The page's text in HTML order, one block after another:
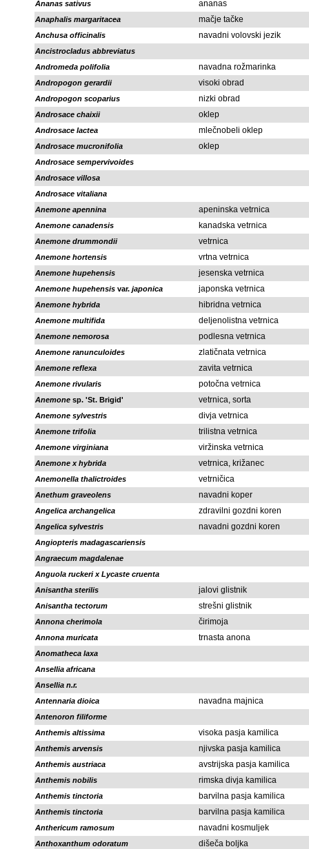
Ananas sativus ananas
Anaphalis margaritacea mačje tačke
Anchusa officinalis navadni volovski jezik
Ancistrocladus abbreviatus
Andromeda polifolia
navadna rožmarinka
Andropogon gerardii visoki obrad
Andropogon scoparius nizki obrad
Androsace chaixii oklep
Androsace lactea mlečnobeli oklep
Androsace mucronifolia oklep
Androsace sempervivoides
Androsace villosa
Androsace vitaliana
Anemone apennina
apeninska vetrnica
Anemone canadensis kanadska vetrnica
Anemone drummondii vetrnica
Anemone hortensis vrtna vetrnica
Anemone hupehensis jesenska vetrnica
Anemone hupehensis var. japonica japonska vetrnica
Anemone hybrida hibridna vetrnica
Anemone multifida deljenolistna vetrnica
Anemone nemorosa podlesna vetrnica
Anemone ranunculoides zlatičnata vetrnica
Anemone reflexa zavita vetrnica
Anemone rivularis potočna vetrnica
Anemone sp. 'St. Brigid' vetrnica, sorta
Anemone sylvestris divja vetrnica
Anemone trifolia trilistna vetrnica
Anemone virginiana viržinska vetrnica
Anemone x hybrida vetrnica, križanec
Anemonella thalictroides vetrničica
Anethum graveolens navadni koper
Angelica archangelica zdravilni gozdni koren
Angelica sylvestris navadni gozdni koren
Angiopteris madagascariensis
Angraecum magdalenae
Anguola ruckeri x Lycaste cruenta
Anisantha sterilis
jalovi glistnik
Anisantha tectorum strešni glistnik
Annona cherimola čirimoja
Annona muricata trnasta anona
Anomatheca laxa
Ansellia africana
Ansellia n.r.
Antennaria dioica
navadna majnica
Antenoron filiforme
Anthemis altissima
visoka pasja kamilica
Anthemis arvensis njivska pasja kamilica
Anthemis austriaca avstrijska pasja kamilica
Anthemis nobilis rimska divja kamilica
Anthemis tinctoria barvilna pasja kamilica
Anthemis tinctoria barvilna pasja kamilica
Anthericum ramosum navadni kosmuljek
Anthoxanthum odoratum dišeča boljka